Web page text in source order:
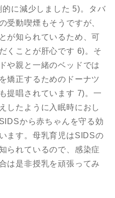
に減少しました 5)。タバ
受動喫煙もそうですが、
が知られているため、可
くことが肝心です 6)。そ
や親と一緒のベッドでは
矯正するためのドーナツ
提唱されています 7)。一
したように入眠時におし
から赤ちゃんを守る効
ます。母乳育児はSIDSの
られているので、感染症
は是非授乳を頑張ってみ